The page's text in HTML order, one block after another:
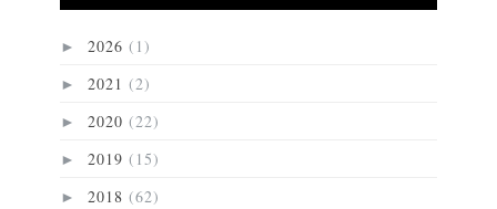
► 2026 (1)
► 2021 (2)
► 2020 (22)
► 2019 (15)
► 2018 (62)